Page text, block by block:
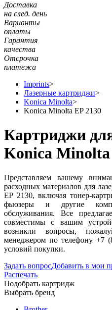
Доставка
на след. день
Варианты
оплаты
Гарантия
качества
Отсрочка
платежа
Imprints>
Лазерные картриджи>
Konica Minolta>
Konica Minolta EP 2130
Картриджи
Konica Minolta
Представляем вашему
расходных материалов для
EP 2130, включая тонер-
фьюзеры и другие
обслуживания. Все
совместимы с вашим
возникли вопросы,
менеджером по телефону +7
условий покупки.
Задать вопросДобавить в мои
Распечать
Подобрать картридж
Выбрать бренд